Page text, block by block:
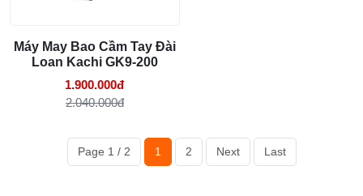
Máy May Bao Cầm Tay Đài
Loan Kachi GK9-200
1.900.000đ
2.040.000đ
Page 1 / 2 1 2 Next Last